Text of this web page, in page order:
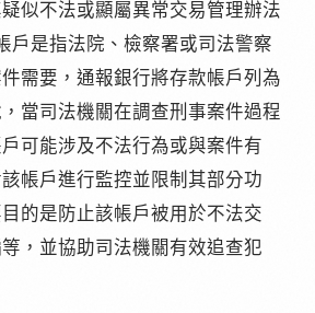
似不法或顯屬異常交易管理辦法
戶是指法院、檢察署或司法警察
需要，通報銀行將存款帳戶列為
當司法機關在調查刑事案件過程
可能涉及不法行為或與案件有
帳戶進行監控並限制其部分功
的是防止該帳戶被用於不法交
，並協助司法機關有效追查犯